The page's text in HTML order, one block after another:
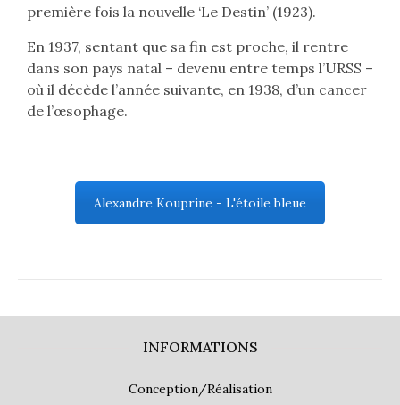
première fois la nouvelle ‘Le Destin’ (1923).
En 1937, sentant que sa fin est proche, il rentre
dans son pays natal – devenu entre temps l’URSS –
où il décède l’année suivante, en 1938, d’un cancer
de l’œsophage.
Alexandre Kouprine - L'étoile bleue
INFORMATIONS
Conception/Réalisation